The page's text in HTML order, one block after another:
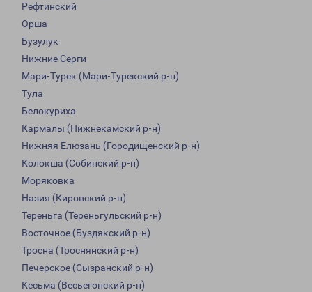
Рефтинский
Орша
Бузулук
Нижние Серги
Мари-Турек (Мари-Турекский р-н)
Тула
Белокуриха
Кармалы (Нижнекамский р-н)
Нижняя Елюзань (Городищенский р-н)
Колокша (Собинский р-н)
Моряковка
Назия (Кировский р-н)
Тереньга (Тереньгульский р-н)
Восточное (Буздякский р-н)
Тросна (Троснянский р-н)
Печерское (Сызранский р-н)
Кесьма (Весьегонский р-н)